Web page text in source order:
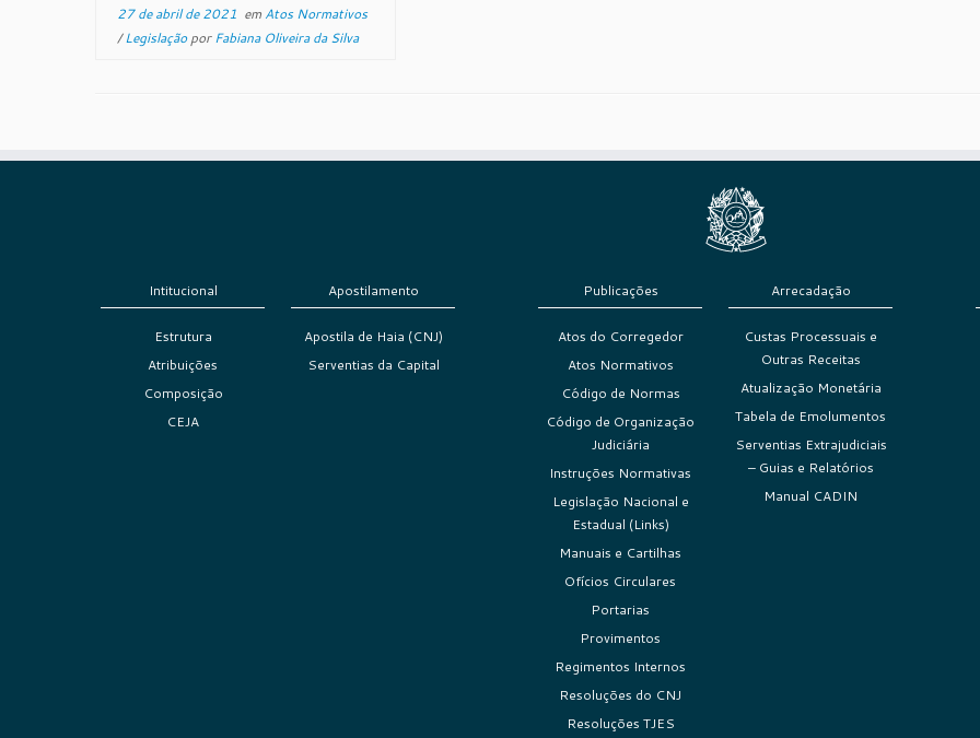
27 de abril de 2021 em Atos Normativos
/LegislaçãoporFabiana Oliveira da Silva
Intitucional
Estrutura
Atribuições
Composição
CEJA
Apostilamento
Apostila de Haia (CNJ)
Serventias da Capital
Publicações
Atos do Corregedor
Atos Normativos
Código de Normas
Código de Organização
Judiciária
Instruções Normativas
Legislação Nacional e
Estadual (Links)
Manuais e Cartilhas
Ofícios Circulares
Portarias
Provimentos
Regimentos Internos
Resoluções do CNJ
Resoluções TJES
Arrecadação
Custas Processuais e
Outras Receitas
Atualização Monetária
Tabela de Emolumentos
Serventias Extrajudiciais
– Guias e Relatórios
Manual CADIN